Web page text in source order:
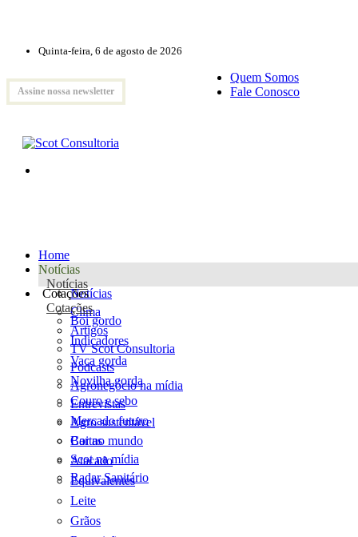
Quinta-feira, 6 de agosto de 2026
Assine nossa newsletter
Quem Somos
Fale Conosco
Home
Notícias
Notícias
Notícias
Clima
Artigos
TV Scot Consultoria
Podcasts
Agronegócio na mídia
Entrevistas
Agro sustentável
Cartas
Scot na mídia
Radar Sanitário
Cotações
Cotações
Boi gordo
Indicadores
Vaca gorda
Novilha gorda
Couro e sebo
Mercado futuro
Boi no mundo
Atacado
Equivalentes
Leite
Grãos